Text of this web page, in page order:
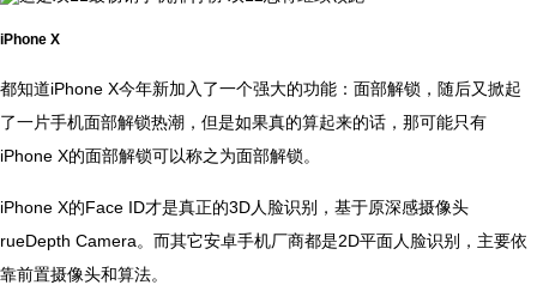
iPhone X
都知道iPhone X今年新加入了一个强大的功能：面部解锁，随后又掀起
了一片手机面部解锁热潮，但是如果真的算起来的话，那可能只有
iPhone X的面部解锁可以称之为面部解锁。
iPhone X的Face ID才是真正的3D人脸识别，基于原深感摄像头
rueDepth Camera。而其它安卓手机厂商都是2D平面人脸识别，主要依
靠前置摄像头和算法。